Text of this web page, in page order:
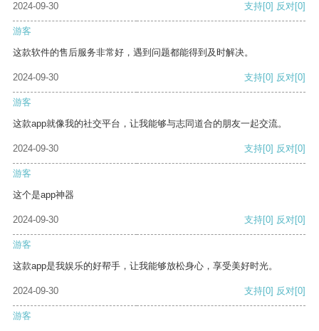
2024-09-30
支持[0] 反对[0]
游客
这款软件的售后服务非常好，遇到问题都能得到及时解决。
2024-09-30 支持[0] 反对[0]
游客
这款app就像我的社交平台，让我能够与志同道合的朋友一起交流。
2024-09-30 支持[0] 反对[0]
游客
这个是app神器
2024-09-30 支持[0] 反对[0]
游客
这款app是我娱乐的好帮手，让我能够放松身心，享受美好时光。
2024-09-30 支持[0] 反对[0]
游客